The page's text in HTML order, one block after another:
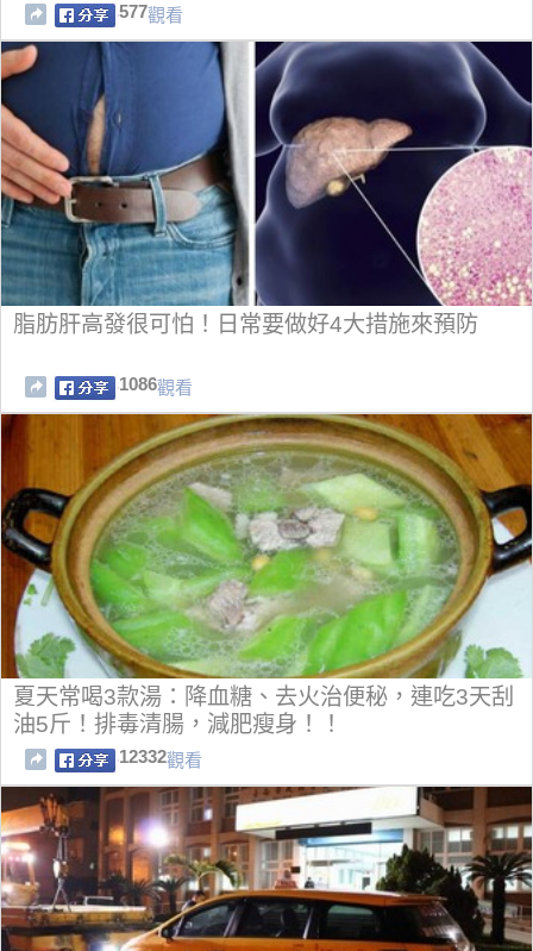
577觀看
脂肪肝高發很可怕！日常要做好4大措施來預防
1086觀看
夏天常喝3款湯：降血糖、去火治便秘，連吃3天刮
油5斤！排毒清腸，減肥瘦身！！
12332觀看